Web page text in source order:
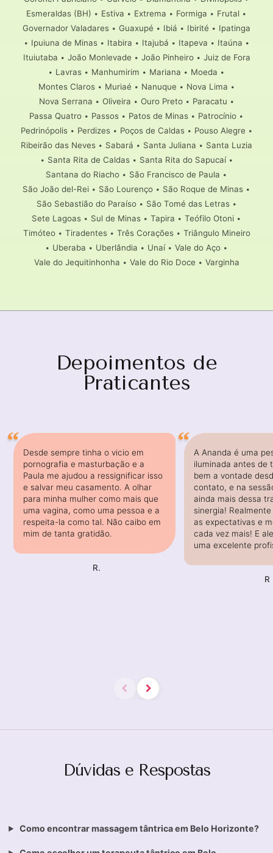
Esmeraldas (BH) • Estiva • Extrema • Formiga • Frutal •
Governador Valadares • Guaxupé • Ibiá • Ibirité • Ipatinga
• Ipuiuna de Minas• Itabira • Itajubá • Itapeva • Itaúna •
Ituiutaba • João Monlevade • João Pinheiro• Juiz de Fora
• Lavras • Manhumirim • Mariana • Moeda •
Montes Claros• Muriaé • Nanuque • Nova Lima •
Nova Serrana • Oliveira • Ouro Preto• Paracatu •
Passa Quatro • Passos • Patos de Minas • Patrocínio •
Pedrinópolis• Perdizes• Poços de Caldas• Pouso Alegre •
Ribeirão das Neves • Sabará • Santa Juliana • Santa Luzia
• Santa Rita de Caldas• Santa Rita do Sapucaí•
Santana do Riacho • São Francisco de Paula •
São João del-Rei • São Lourenço • São Roque de Minas •
São Sebastião do Paraíso• São Tomé das Letras•
Sete Lagoas • Sul de Minas • Tapira • Teófilo Otoni •
Timóteo• Tiradentes• Três Corações• Triângulo Mineiro
• Uberaba • Uberlândia • Unaí• Vale do Aço •
Vale do Jequitinhonha • Vale do Rio Doce • Varginha
Depoimentos de
Praticantes
Desde sempre tinha o vicio em
pornografia e masturbação e a
Paula me ajudou a ressignificar isso
e salvar meu casamento. A olhar
para minha mulher como mais que
uma vagina, como uma pessoa e a
respeita-la como tal. Não caibo em
mim de tanta gratidão.
R.
A Ananda é uma
iluminada antes de
bem a vontade
contato, e na
ainda mais dessa
sinergia!
as expectativas e
cada vez mais! E
uma excelente
R
Dúvidas e Respostas
Como encontrar massagem tântrica em Belo Horizonte?